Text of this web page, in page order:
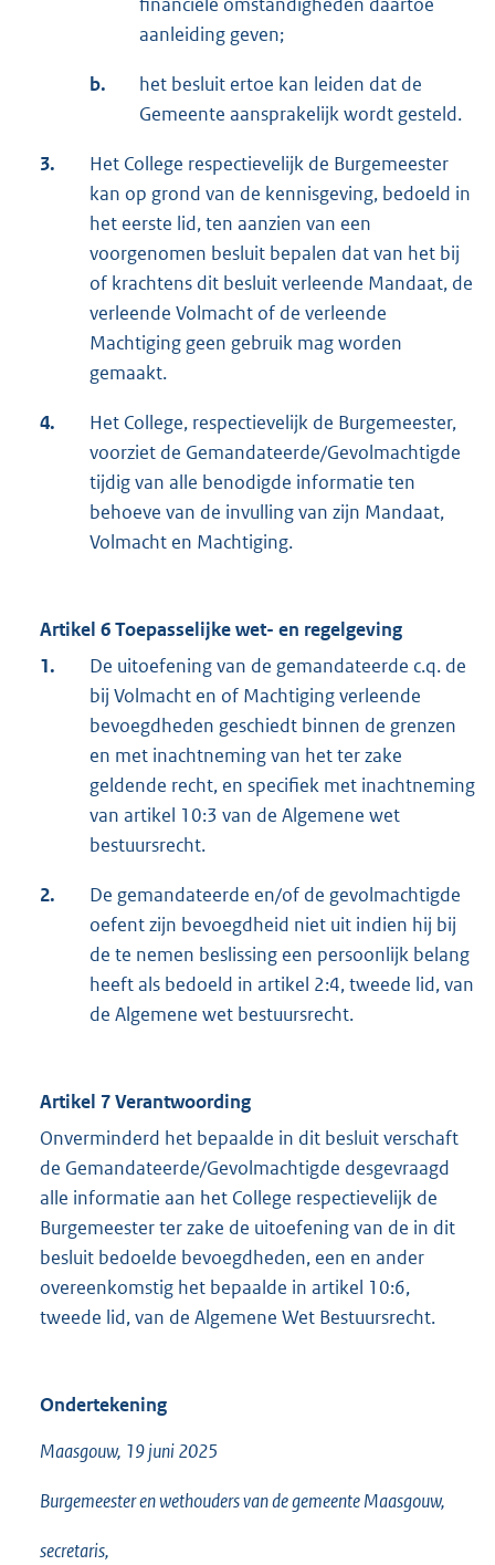
aanleiding geven;
b.
het besluit ertoe kan leiden dat de
Gemeente aansprakelijk wordt gesteld.
3.
Het College respectievelijk de Burgemeester
kan op grond van de kennisgeving, bedoeld in
het eerste lid, ten aanzien van een
voorgenomen besluit bepalen dat van het bij
of krachtens dit besluit verleende Mandaat, de
verleende Volmacht of de verleende
Machtiging geen gebruik mag worden
gemaakt.
4.
Het College, respectievelijk de Burgemeester,
voorziet de Gemandateerde/Gevolmachtigde
tijdig van alle benodigde informatie ten
behoeve van de invulling van zijn Mandaat,
Volmacht en Machtiging.
Artikel 6 Toepasselijke wet- en regelgeving
1.
De uitoefening van de gemandateerde c.q. de
bij Volmacht en of Machtiging verleende
bevoegdheden geschiedt binnen de grenzen
en met inachtneming van het ter zake
geldende recht, en specifiek met inachtneming
van artikel 10:3 van de Algemene wet
bestuursrecht.
2.
De gemandateerde en/of de gevolmachtigde
oefent zijn bevoegdheid niet uit indien hij bij
de te nemen beslissing een persoonlijk belang
heeft als bedoeld in artikel 2:4, tweede lid, van
de Algemene wet bestuursrecht.
Artikel 7 Verantwoording
Onverminderd het bepaalde in dit besluit verschaft
de Gemandateerde/Gevolmachtigde desgevraagd
alle informatie aan het College respectievelijk de
Burgemeester ter zake de uitoefening van de in dit
besluit bedoelde bevoegdheden, een en ander
overeenkomstig het bepaalde in artikel 10:6,
tweede lid, van de Algemene Wet Bestuursrecht.
Ondertekening
Maasgouw, 19 juni 2025
Burgemeester en wethouders van de gemeente Maasgouw,
secretaris,